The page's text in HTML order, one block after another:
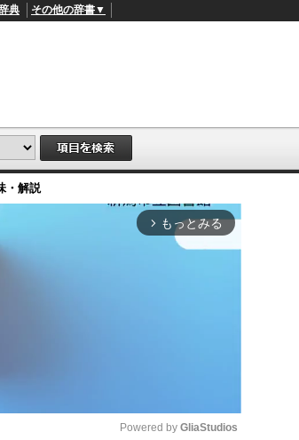
典 その他の辞書▼
・解説
arrow_forward_ios もっとみる
Powered by GliaStudios